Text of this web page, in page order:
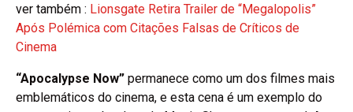
ver também : Lionsgate Retira Trailer de “Megalopolis”
Após Polémica com Citações Falsas de Críticos de
Cinema
“Apocalypse Now” permanece como um dos filmes mais
emblemáticos do cinema, e esta cena é um exemplo do